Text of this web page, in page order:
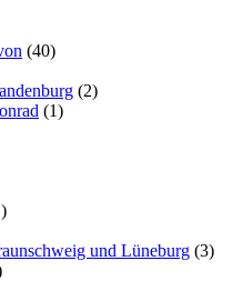
(40)
(2)
(1)
und Lüneburg (3)